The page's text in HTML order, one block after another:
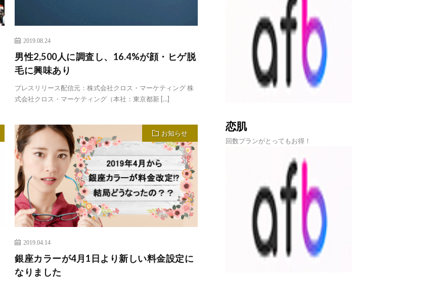
2019.08.24
男性2,500人に調査し、16.4%が顔・ヒゲ脱
毛に興味あり
プレスリリース配信元：株式会社クロス・マーケティング 株
式会社クロス・マーケティング（本社：東京都新 […]
お知らせ
2019.04.14
銀座カラーが4月1日より新しい料金設定に
なりました
恋肌
回数プランがとってもお得！